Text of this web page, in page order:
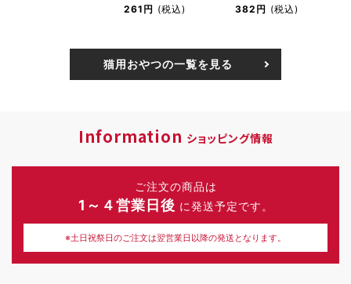
261円 (税込)
382円 (税込)
猫用おやつの一覧を見る
Information ショッピング情報
ご注文の商品は
1～４営業日後 に発送予定です。
※土日祝祭日のご注文は翌営業日以降の発送となります。